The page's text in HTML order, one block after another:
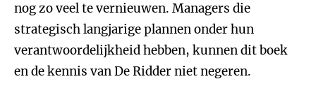
nog zo veel te vernieuwen. Managers die
strategisch langjarige plannen onder hun
verantwoordelijkheid hebben, kunnen dit boek
en de kennis van De Ridder niet negeren.